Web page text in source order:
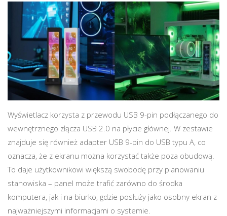
Wyświetlacz korzysta z przewodu USB 9-pin podłączanego do
wewnętrznego złącza USB 2.0 na płycie głównej. W zestawie
znajduje się również adapter USB 9-pin do USB typu A, co
oznacza, że z ekranu można korzystać także poza obudową.
To daje użytkownikowi większą swobodę przy planowaniu
stanowiska – panel może trafić zarówno do środka
komputera, jak i na biurko, gdzie posłuży jako osobny ekran z
najważniejszymi informacjami o systemie.